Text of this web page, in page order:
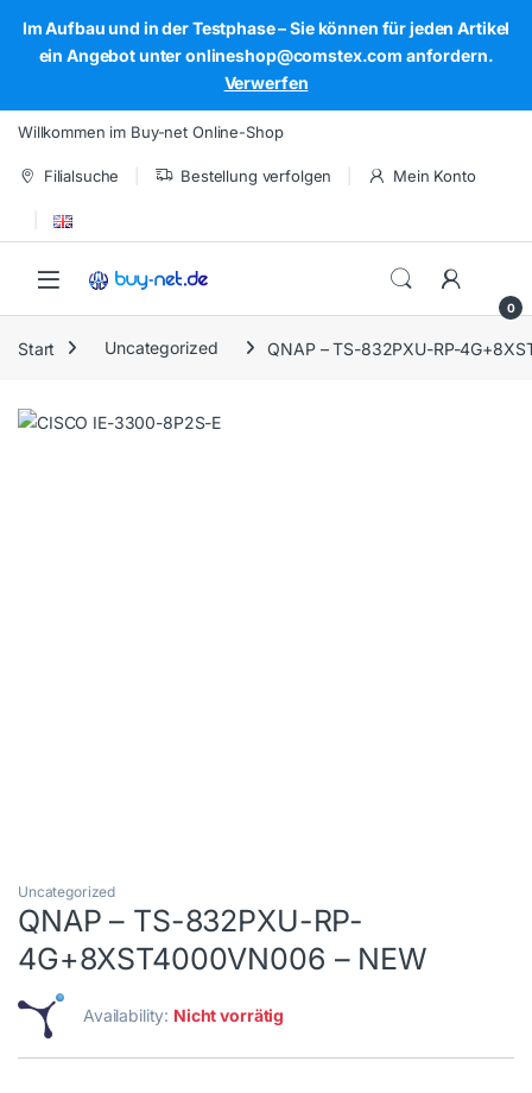
Im Aufbau und in der Testphase – Sie können für jeden Artikel
ein Angebot unter onlineshop@comstex.com anfordern.
Verwerfen
Skip to navigation
Skip to content
Willkommen im Buy-net Online-Shop
Filialsuche Bestellung verfolgen Mein Konto
Open
0
Start Uncategorized QNAP – TS-832PXU-RP-
Uncategorized
QNAP – TS-832PXU-RP-
4G+8XST4000VN006 – NEW
Availability: Nicht vorrätig